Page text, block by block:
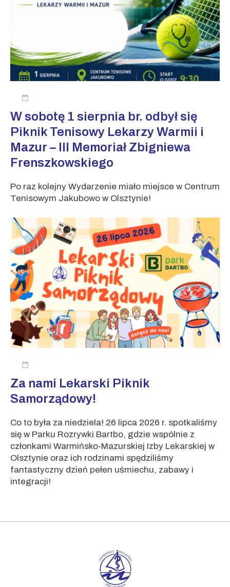
W sobotę 1 sierpnia br. odbył się
Piknik Tenisowy Lekarzy Warmii i
Mazur – III Memoriał Zbigniewa
Frenszkowskiego
Po raz kolejny Wydarzenie miało miejsce w Centrum
Tenisowym Jakubowo w Olsztynie!
Za nami Lekarski Piknik
Samorządowy!
Co to była za niedziela! 26 lipca 2026 r. spotkaliśmy
się w Parku Rozrywki Bartbo, gdzie wspólnie z
członkami Warmińsko-Mazurskiej Izby Lekarskiej w
Olsztynie oraz ich rodzinami spędziliśmy
fantastyczny dzień pełen uśmiechu, zabawy i
integracji!